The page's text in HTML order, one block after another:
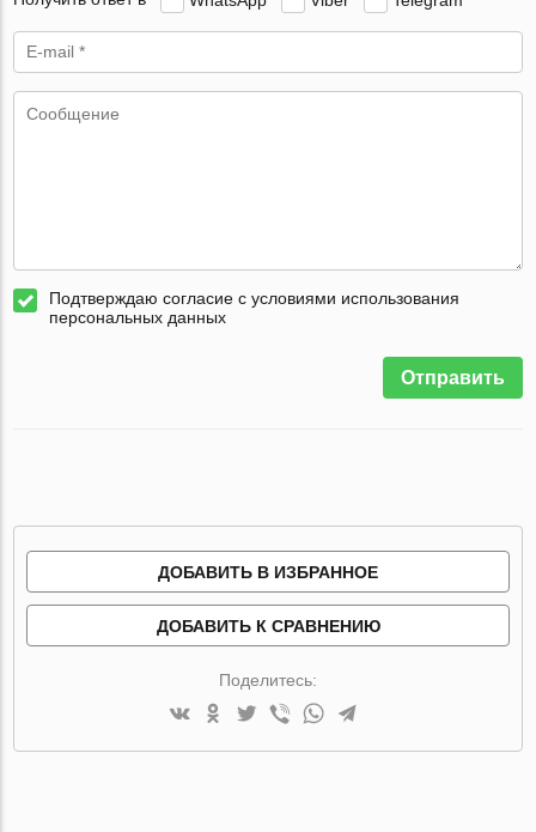
Подтверждаю согласие с условиями использования
персональных данных
Отправить
ДОБАВИТЬ В ИЗБРАННОЕ
ДОБАВИТЬ К СРАВНЕНИЮ
Поделитесь: